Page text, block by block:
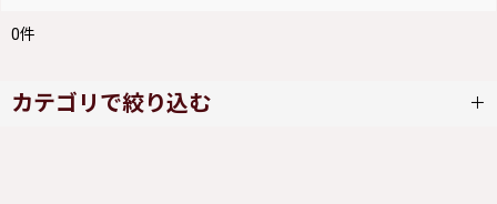
0件
カテゴリで絞り込む